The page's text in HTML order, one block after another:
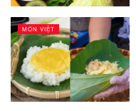
MÓN VIỆT